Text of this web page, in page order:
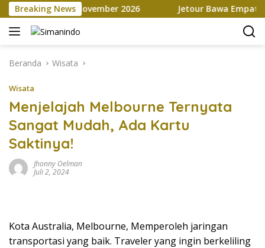
Langsung
ke
konten
Breaking News
hingga November 2026 Jetour Bawa Empat SUV
Beranda Wisata
Wisata
Menjelajah Melbourne Ternyata
Sangat Mudah, Ada Kartu
Saktinya!
Jhonny Oelman
Juli 2, 2024
Kota Australia, Melbourne, Memperoleh jaringan
transportasi yang baik. Traveler yang ingin berkeliling